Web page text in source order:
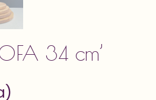
34 cm’